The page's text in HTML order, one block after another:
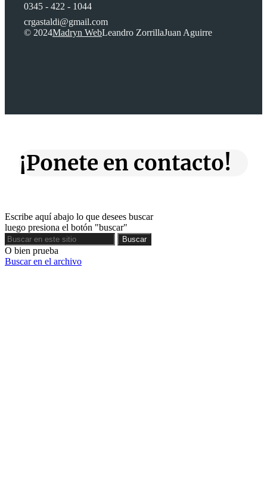
0345 - 422 - 1044
crgastaldi@gmail.com
© 2024Madryn WebLeandro ZorrillaJuan Aguirre
¡Ponete en contacto!
Escribe aquí abajo lo que desees buscar
luego presiona el botón "buscar"
Buscar
Buscar
O bien prueba
Buscar en el archivo